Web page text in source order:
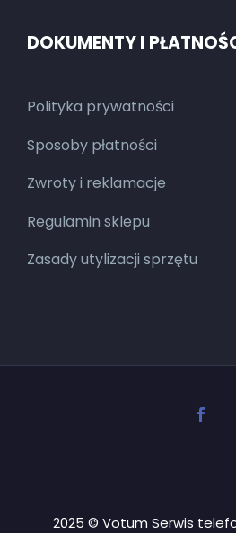
DOKUMENTY I
Polityka prywatności
Sposoby płatności
Zwroty i reklamacje
Regulamin sklepu
Zasady utylizacji sprzętu
2025 © Votum Serwis